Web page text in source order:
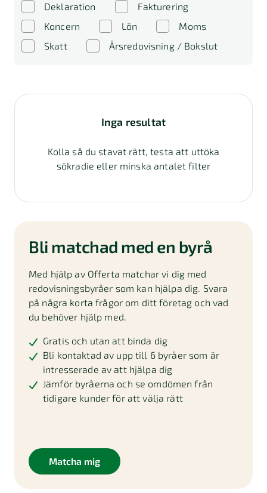
Deklaration
Fakturering
Koncern
Lön
Moms
Skatt
Årsredovisning / Bokslut
Inga resultat
Kolla så du stavat rätt, testa att uttöka
sökradie eller minska antalet filter
Bli matchad med en byrå
Med hjälp av Offerta matchar vi dig med
redovisningsbyråer som kan hjälpa dig. Svara
på några korta frågor om ditt företag och vad
du behöver hjälp med.
Gratis och utan att binda dig
Bli kontaktad av upp till 6 byråer som är
intresserade av att hjälpa dig
Jämför byråerna och se omdömen från
tidigare kunder för att välja rätt
Matcha mig